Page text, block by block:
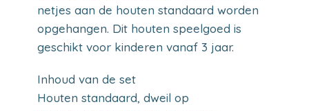
netjes aan de houten standaard worden
opgehangen. Dit houten speelgoed is
geschikt voor kinderen vanaf 3 jaar.
Inhoud van de set
Houten standaard, dweil op